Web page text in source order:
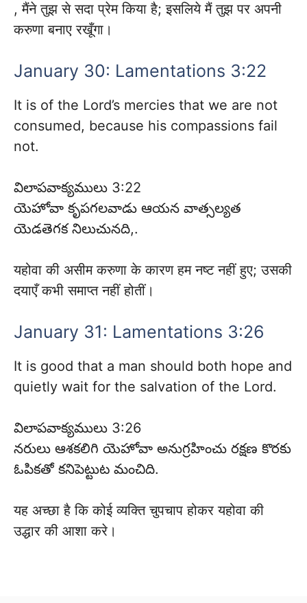
, मैंने तुझ से सदा प्रेम किया है; इसलिये मैं तुझ पर अपनी
करुणा बनाए रखूँगा।
January 30: Lamentations 3:22
It is of the Lord’s mercies that we are not
consumed, because his compassions fail
not.
విలాపవాక్యములు 3:22
యెహోవా కృపగలవాడు ఆయన వాత్సల్యత
యెడతెగక నిలుచునది,.
यहोवा की असीम करुणा के कारण हम नष्ट नहीं हुए; उसकी
दयाएँ कभी समाप्त नहीं होतीं।
January 31: Lamentations 3:26
It is good that a man should both hope and
quietly wait for the salvation of the Lord.
విలాపవాక్యములు 3:26
నరులు ఆశకలిగి యెహోవా అనుగ్రహించు రక్షణ కొరకు
ఓపికతో కనిపెట్టుట మంచిది.
यह अच्छा है कि कोई व्यक्ति चुपचाप होकर यहोवा की
उद्धार की आशा करे।